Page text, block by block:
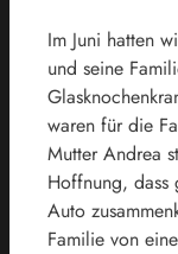
Im Juni hatten
und seine
waren für die
Mutter Andrea
Hoffnung, dass
Auto
Familie von